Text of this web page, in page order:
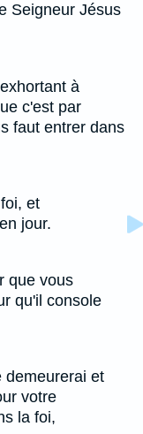
Seigneur Jésus
à
c'est par
faut entrer dans
et
jour.
que vous
qu'il console
demeurerai et
votre
la foi,